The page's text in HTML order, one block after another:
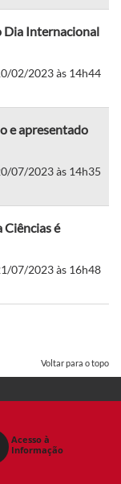
Dia Internacional
02/2023 às 14h44
e apresentado
07/2023 às 14h35
é
07/2023 às 16h48
Voltar para o topo